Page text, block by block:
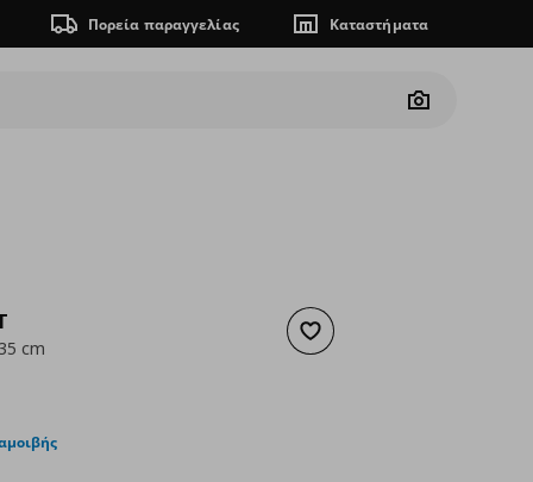
Πορεία παραγγελίας Καταστήματα
Camera
Προσθήκη στα αγαπημένα
cm